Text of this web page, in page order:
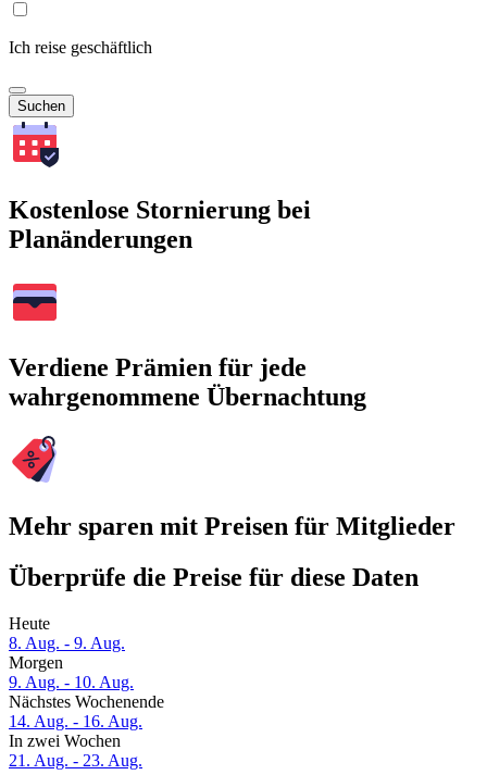
Ich reise geschäftlich
Suchen
Kostenlose Stornierung bei
Planänderungen
Verdiene Prämien für jede
wahrgenommene Übernachtung
Mehr sparen mit Preisen für Mitglieder
Überprüfe die Preise für diese Daten
Heute
8. Aug. - 9. Aug.
Morgen
9. Aug. - 10. Aug.
Nächstes Wochenende
14. Aug. - 16. Aug.
In zwei Wochen
21. Aug. - 23. Aug.